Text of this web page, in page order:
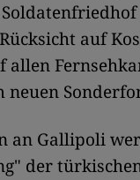
auf
an Gallipoli
der